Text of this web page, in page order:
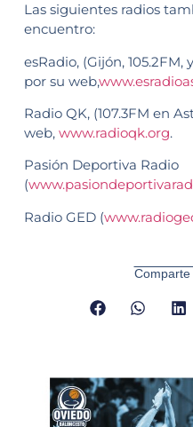
Las siguientes radios
encuentro:
esRadio, (Gijón, 105.2FM,
por su web,
Radio QK, (107.3FM en
web, www.radioqk.org.
Pasión Deportiva Radio
(
Radio GED (